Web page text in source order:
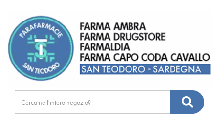
contenuto
principale
DRUGSTORE
Prodotto